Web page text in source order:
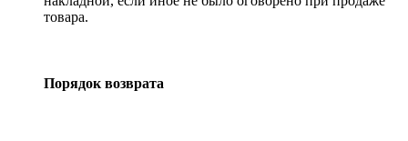
товара.
Порядок возврата